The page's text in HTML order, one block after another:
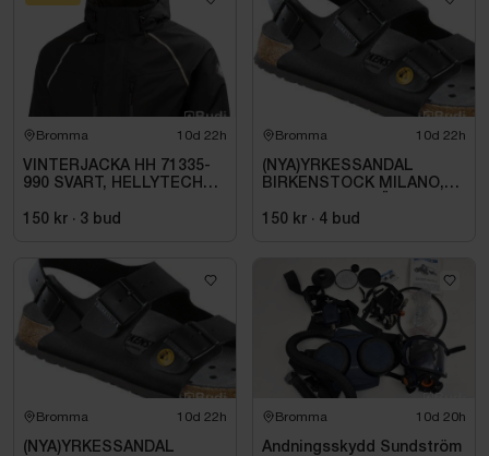
Bromma 10d 22h
VINTERJACKA HH 71335-
990 SVART, HELLYTECH
150 kr · 3 bud
Bromma 10d 22h
(NYA)YRKESSANDAL
BIRKENSTOCK MILANO,
SVART. STL 42
150 kr · 4 bud
Bromma 10d 22h
(NYA)YRKESSANDAL
Bromma 10d 20h
Andningsskydd Sundström